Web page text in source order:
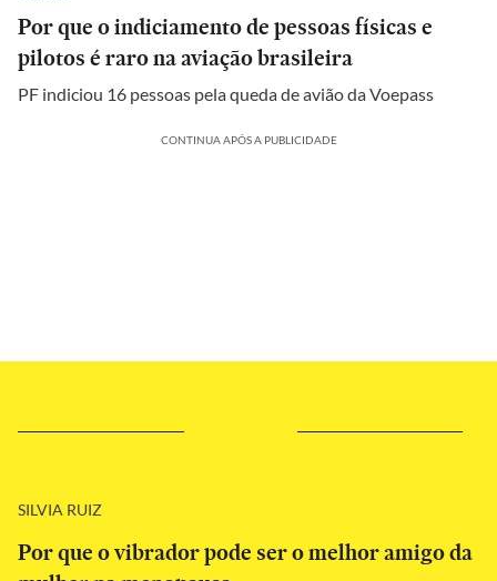
Por que o indiciamento de pessoas físicas e
pilotos é raro na aviação brasileira
PF indiciou 16 pessoas pela queda de avião da Voepass
CONTINUA APÓS A PUBLICIDADE
SILVIA RUIZ
Por que o vibrador pode ser o melhor amigo da